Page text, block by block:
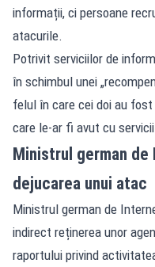
informații, ci persoane
atacurile.
Potrivit serviciilor de
în schimbul unei
felul în care cei doi au
care le-ar fi avut cu
Ministrul german
dejucarea unui atac
Ministrul german de
indirect reținerea unor
raportului privind